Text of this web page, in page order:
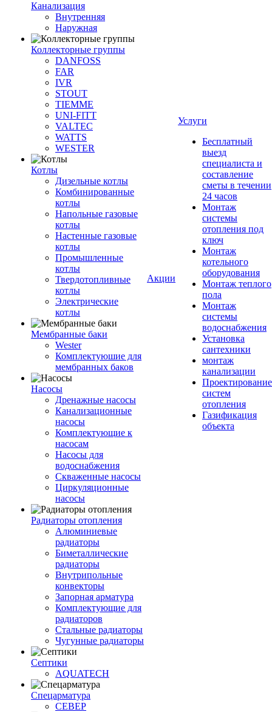
Канализация
Внутренняя
Наружная
Коллекторные группы
DANFOSS
FAR
IVR
STOUT
TIEMME
UNI-FITT
VALTEC
WATTS
WESTER
Котлы
Дизельные котлы
Комбинированные
котлы
Напольные газовые
котлы
Настенные газовые
котлы
Промышленные
котлы
Твердотопливные
котлы
Электрические
котлы
Мембранные баки
Wester
Комплектуюшие для
мембранных баков
Насосы
Дренажные насосы
Канализационные
насосы
Комплектующие к
насосам
Насосы для
водоснабжения
Скваженные насосы
Циркуляционные
насосы
Радиаторы отопления
Алюминиевые
радиаторы
Биметаллические
радиаторы
Внутрипольные
конвекторы
Запорная арматура
Комплектующие для
радиаторов
Стальные радиаторы
Чугунные радиаторы
Септики
AQUATECH
Спецарматура
СЕВЕР
Акции
Услуги
Бесплатный
выезд
специалиста и
составление
сметы в течении
24 часов
Монтаж
системы
отопления под
ключ
Монтаж
котельного
оборудования
Монтаж теплого
пола
Монтаж
системы
водоснабжения
Установка
сантехники
монтаж
канализации
Проектирование
систем
отопления
Газификация
объекта